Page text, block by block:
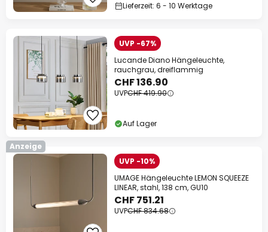
Lieferzeit: 6 - 10 Werktage
UVP -67%
Lucande Diano Hängeleuchte,
rauchgrau, dreiflammig
CHF 136.90
UVPCHF 419.90
Auf Lager
Anzeige
UVP -10%
UMAGE Hängeleuchte LEMON SQUEEZE
LINEAR, stahl, 138 cm, GU10
CHF 751.21
UVPCHF 834.68